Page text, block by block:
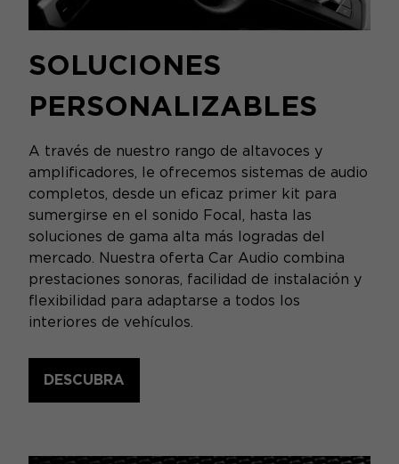
SOLUCIONES
PERSONALIZABLES
A través de nuestro rango de altavoces y
amplificadores, le ofrecemos sistemas de audio
completos, desde un eficaz primer kit para
sumergirse en el sonido Focal, hasta las
soluciones de gama alta más logradas del
mercado. Nuestra oferta Car Audio combina
prestaciones sonoras, facilidad de instalación y
flexibilidad para adaptarse a todos los
interiores de vehículos.
DESCUBRA